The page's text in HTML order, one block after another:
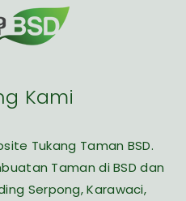
Kami
Tukang Taman BSD.
Taman di BSD dan
Serpong, Karawaci,